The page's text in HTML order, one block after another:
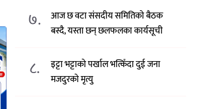
७.
आज छ वटा संसदीय समितिको बैठक
बस्दै, यस्ता छन् छलफलका कार्यसूची
८.
इट्टा भट्टाको पर्खाल भत्किँदा दुई जना
मजदुरको मृत्यु